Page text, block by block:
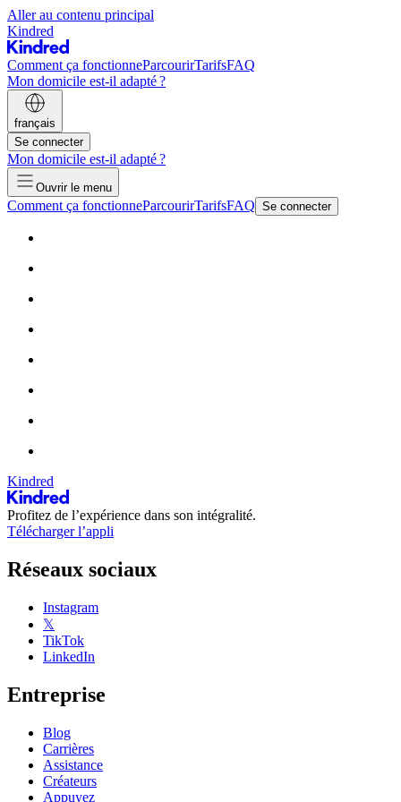
Aller au contenu principal
Kindred
Comment ça fonctionneParcourirTarifsFAQ
Mon domicile est-il adapté ?
français
Se connecter
Mon domicile est-il adapté ?
Ouvrir le menu
Comment ça fonctionneParcourirTarifsFAQ Se connecter
Kindred
Profitez de l’expérience dans son intégralité.
Télécharger l’appli
Réseaux sociaux
Instagram
𝕏
TikTok
LinkedIn
Entreprise
Blog
Carrières
Assistance
Créateurs
Appuyez